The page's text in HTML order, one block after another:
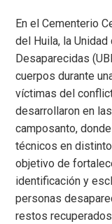
En el Cementerio
del Huila, la
Desaparecidas
cuerpos durante
víctimas del
desarrollaron en
camposanto,
técnicos en
objetivo de
identificación y
personas
restos